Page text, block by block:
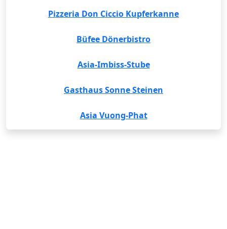
Pizzeria Don Ciccio Kupferkanne
Büfee Dönerbistro
Asia-Imbiss-Stube
Gasthaus Sonne Steinen
Asia Vuong-Phat